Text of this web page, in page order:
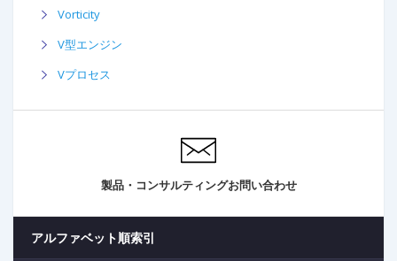
Vorticity
V型エンジン
Vプロセス
製品・コンサルティングお問い合わせ
アルファベット順索引